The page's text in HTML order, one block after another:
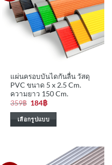
แผ่นครอบบันไดกันลื่น วัสดุ
PVC ขนาด 5 x 2.5 Cm.
ความยาว 150 Cm.
359฿ Original
price
was:
359฿.
184฿Current
is:
184฿.
เลือกรูปแบบ